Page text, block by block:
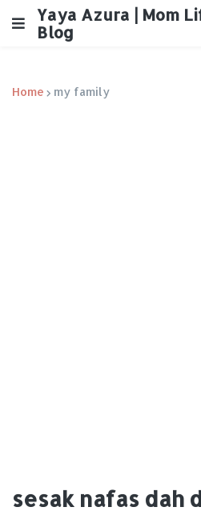
Yaya Azura | Mom
Blog
Home my family
sesak nafas dah